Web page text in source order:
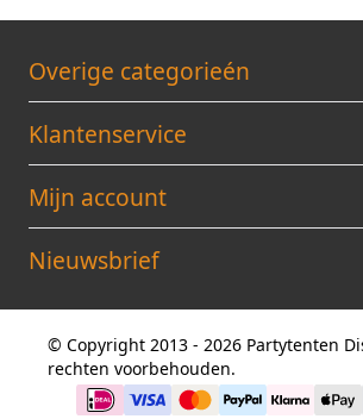
Overige categorieén
Klantenservice
Mijn account
Nieuwsbrief
© Copyright 2013 - 2026 Partytenten
rechten voorbehouden.